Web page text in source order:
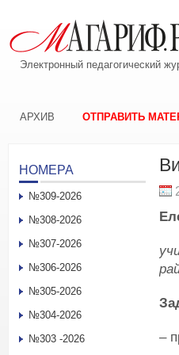
Электронный педагогический
АРХИВ ОТПРАВИТЬ
–
НОМЕРА
№309-2026
№308-2026
№307-2026
№306-2026
№305-2026
№304-2026
№303 -2026